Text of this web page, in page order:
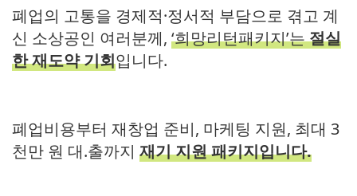
폐업의 고통을 경제적·정서적 부담으로 겪고 계
신 소상공인 여러분께, ‘희망리턴패키지’는절실
한 재도약 기회입니다.
폐업비용부터 재창업 준비, 마케팅 지원, 최대 3
천만 원 대.출까지 재기 지원 패키지입니다.